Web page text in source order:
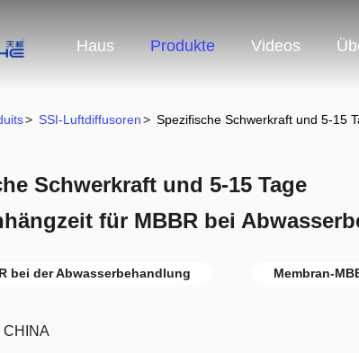
Haus Produkte Videos
> SSI-Luftdiffusoren> Spezifische Schwerkraft und 5-15
Schwerkraft und 5-15 Tage
für MBBR bei
bei der Abwasserbehandlung Membran-
CHINA